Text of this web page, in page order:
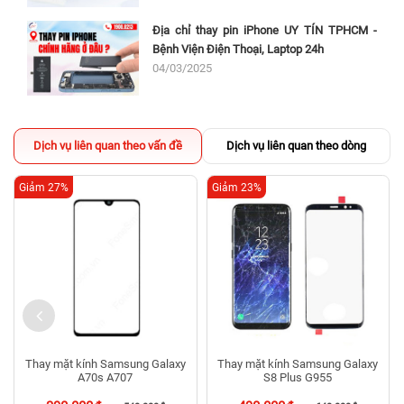
nhưng cảm ứng vẫn bình thường, màn hình vẫn hoạt động tốt, thì lúc
này bạn chỉ cần thay mặt kính mới là có thể tiếp tục sử dụng bình
thường.
Nhưng nếu trong trường hợp mặt kính bị vỡ nứt và màn hình xuất hiện
tốt nhất là thay màn hình samsung mới.
Xem thêm :Thay màn hình samsung j7 prime thegioididong
Địa chỉ thay pin iPhone UY TÍN TPHCM -
Bệnh Viện Điện Thoại, Laptop 24h
04/03/2025
Dịch vụ liên quan theo vấn đề Dịch vụ liên quan theo dòng
Thay mặt kính Samsung Galaxy
A70s A707
Giảm 27%
Thay mặt kính Samsung Galaxy
S8 Plus G955
Giảm 23%